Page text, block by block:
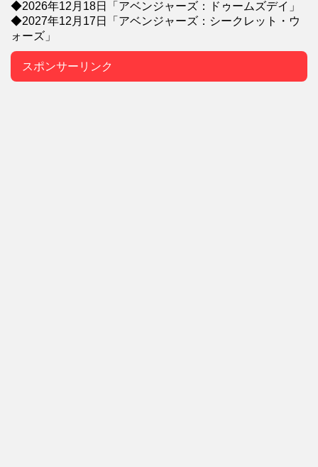
◆2026年12月18日「アベンジャーズ：ドゥームズデイ」
◆2027年12月17日「アベンジャーズ：シークレット・ウ
ォーズ」
スポンサーリンク